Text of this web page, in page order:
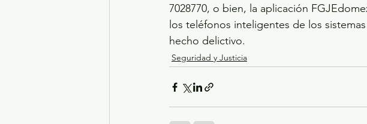
7028770, o bien, la aplicación
los teléfonos inteligentes de los
hecho delictivo.
Seguridad y Justicia